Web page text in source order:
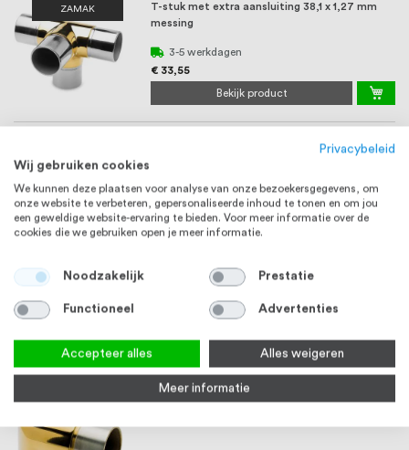
ZAMAK
T-stuk met extra aansluiting 38,1 x 1,27 mm
messing
3-5 werkdagen
€ 33,55
Bekijk product
Kruisstuk 38,1 x 1,27 mm messing
3-5 werkdagen
€ 33,55
Bekijk product
ZAMAK Knie 38,1 x 1,27 mm 80 graden messing
3-5 werkdagen
€ 42,47
Privacybeleid
Wij gebruiken cookies
We kunnen deze plaatsen voor analyse van onze bezoekersgegevens, om
onze website te verbeteren, gepersonaliseerde inhoud te tonen en om jou
een geweldige website-ervaring te bieden. Voor meer informatie over de
cookies die we gebruiken open je meer informatie.
Noodzakelijk Prestatie
Functioneel Advertenties
Accepteer alles Alles weigeren
Meer informatie